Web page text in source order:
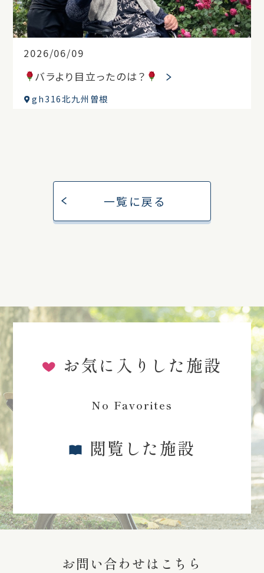
2026/06/09
バラより目立ったのは？
gh316北九州曽根
一覧に戻る
お気に入りした施設
No Favorites
閲覧した施設
お問い合わせはこちら